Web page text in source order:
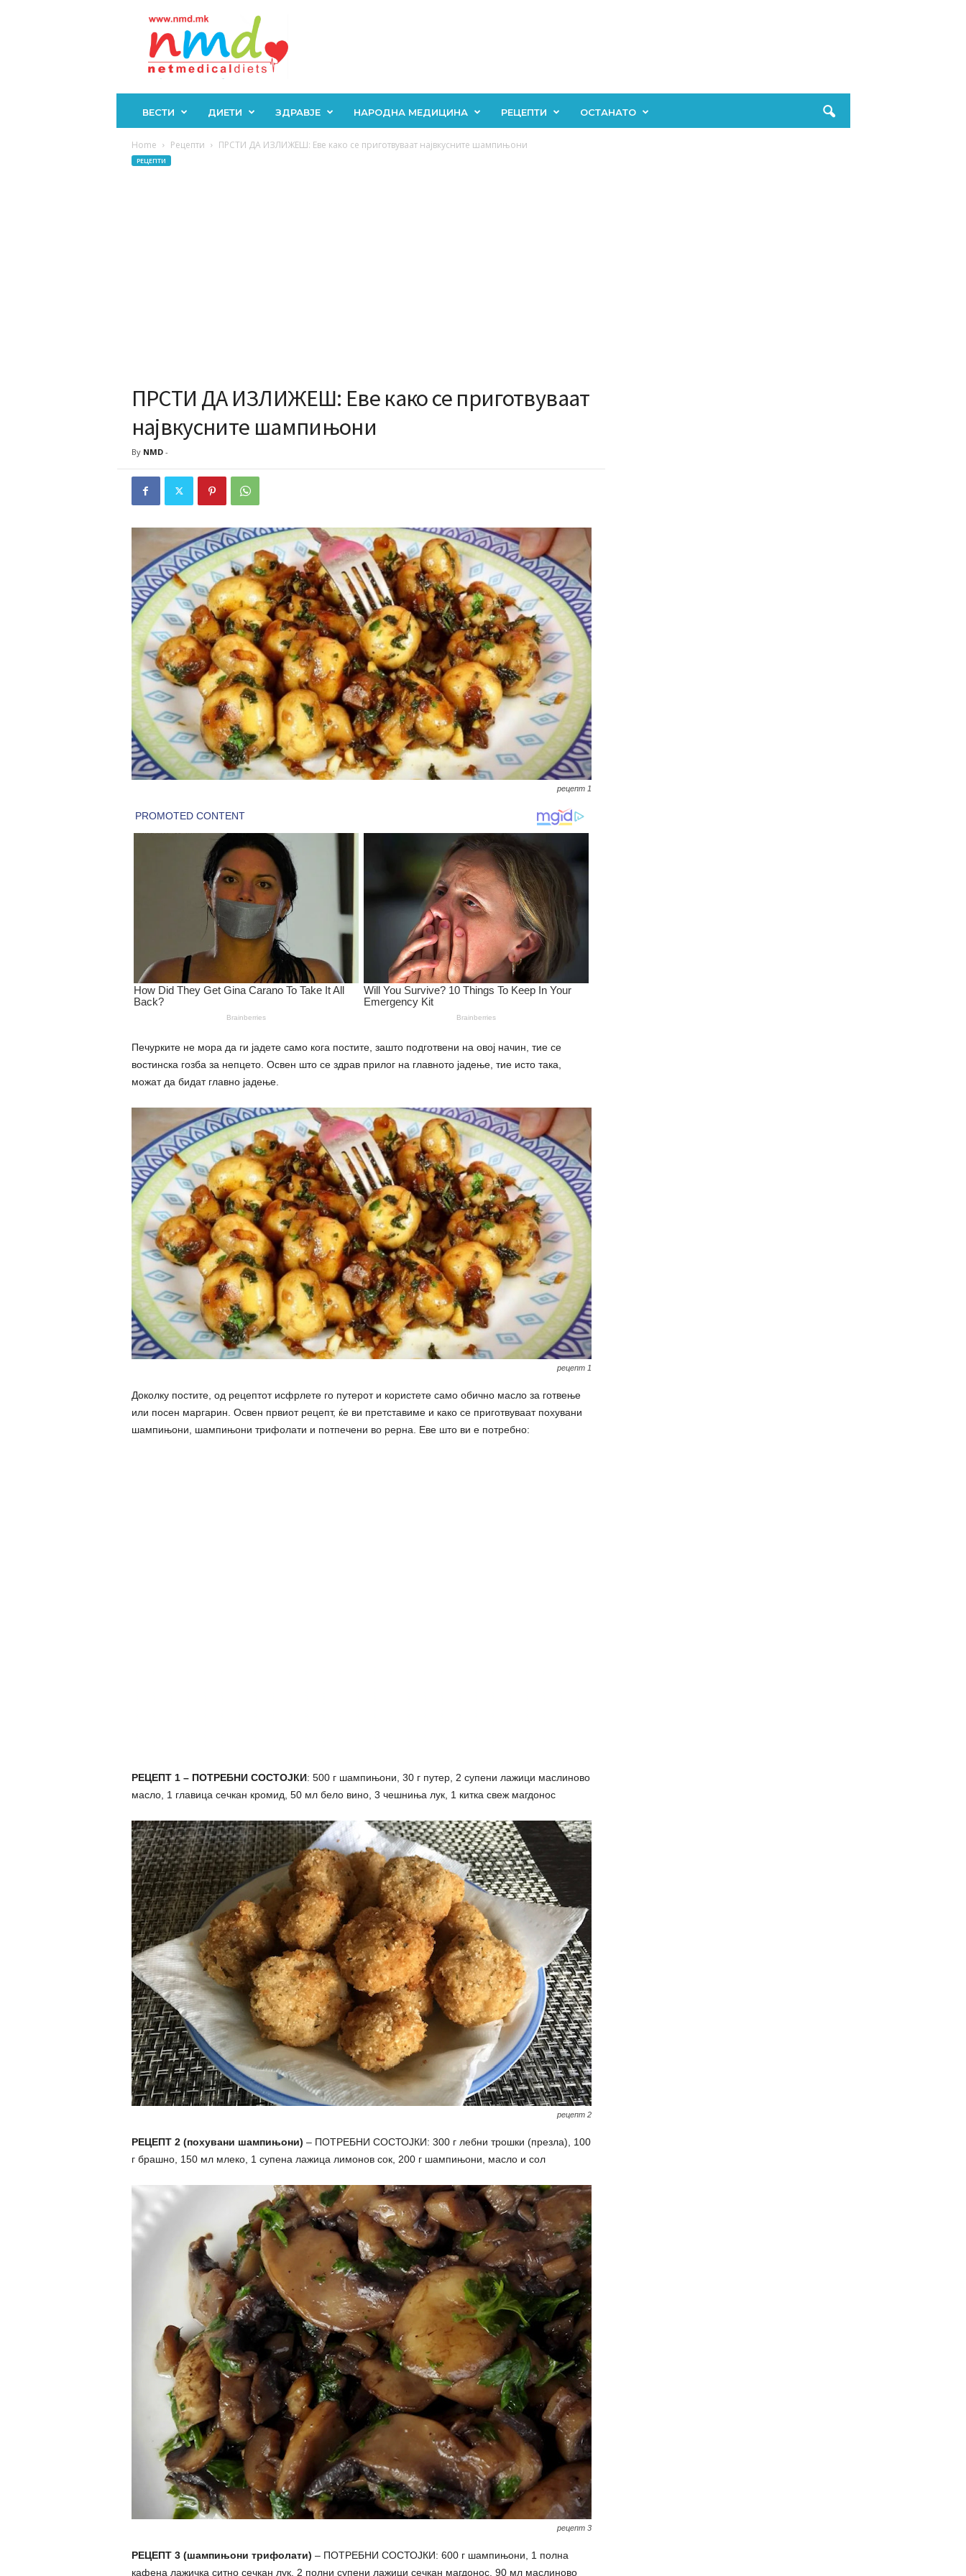
ВЕСТИ ДИЕТИ ЗДРАВЈЕ НАРОДНА МЕДИЦИНА РЕЦЕПТИ ОСТАНАТО
Home Рецепти ПРСТИ ДА ИЗЛИЖЕШ: Еве како се приготвуваат највкусните шампињони
РЕЦЕПТИ
ПРСТИ ДА ИЗЛИЖЕШ: Еве како се приготвуваат
највкусните шампињони
By NMD-
рецепт 1
Печурките не мора да ги јадете само кога постите, зашто подготвени на овој начин, тие се
востинска гозба за непцето. Освен што се здрав прилог на главното јадење, тие исто така,
можат да бидат главно јадење.
рецепт 1
Доколку постите, од рецептот исфрлете го путерот и користете само обично масло за готвење
или посен маргарин. Освен првиот рецепт, ќе ви претставиме и како се приготвуваат похувани
шампињони, шампињони трифолати и потпечени во рерна. Еве што ви е потребно:
РЕЦЕПТ 1 – ПОТРЕБНИ СОСТОЈКИ: 500 г шампињони, 30 г путер, 2 супени лажици маслиново
масло, 1 главица сечкан кромид, 50 мл бело вино, 3 чешниња лук, 1 китка свеж магдонос
рецепт 2
РЕЦЕПТ 2 (похувани шампињони) – ПОТРЕБНИ СОСТОЈКИ: 300 г лебни трошки (презла), 100
г брашно, 150 мл млеко, 1 супена лажица лимонов сок, 200 г шампињони, масло и сол
рецепт 3
РЕЦЕПТ 3 (шампињони трифолати) – ПОТРЕБНИ СОСТОЈКИ: 600 г шампињони, 1 полна
кафена лажичка ситно сечкан лук, 2 полни супени лажици сечкан магдонос, 90 мл маслиново